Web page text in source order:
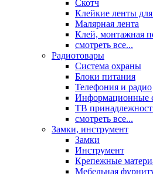
Скотч
Клейкие ленты для
Малярная лента
Клей, монтажная
смотреть все...
Радиотовары
Система охраны
Блоки питания
Телефония и радио
Информационные
ТВ
смотреть все...
Замки, инструмент
Замки
Инструмент
Крепежные
Мебельная